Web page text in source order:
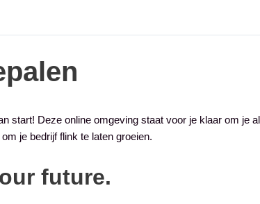
start! Deze online omgeving staat voor je klaar om je
je bedrijf flink te laten groeien.
future.